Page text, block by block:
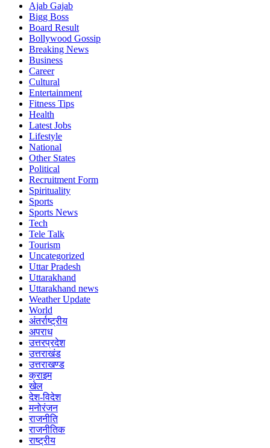
Ajab Gajab
Bigg Boss
Board Result
Bollywood Gossip
Breaking News
Business
Career
Cultural
Entertainment
Fitness Tips
Health
Latest Jobs
Lifestyle
National
Other States
Political
Recruitment Form
Spirituality
Sports
Sports News
Tech
Tele Talk
Tourism
Uncategorized
Uttar Pradesh
Uttarakhand
Uttarakhand news
Weather Update
World
अंतर्राष्ट्रीय
अपराध
उत्तरप्रदेश
उत्तराखंड
उत्तराखण्ड
क्राइम
खेल
देश-विदेश
मनोरंजन
राजनीति
राजनीतिक
राष्ट्रीय